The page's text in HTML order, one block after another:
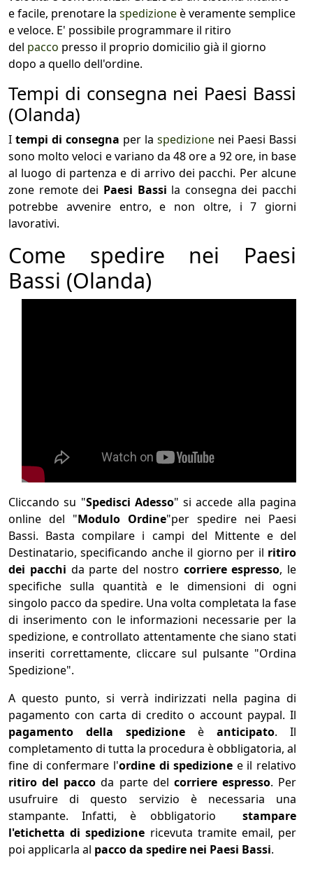
e facile, prenotare la spedizioneè veramente semplice
e veloce. E' possibile programmare il ritiro
del pacco presso il proprio domicilio già il giorno
dopo a quello dell'ordine.
Tempi di consegna nei Paesi Bassi
(Olanda)
I tempi di consegna per la spedizione nei Paesi Bassi
sono molto veloci e variano da 48 ore a 92 ore, in base
al luogo di partenza e di arrivo dei pacchi. Per alcune
zone remote dei Paesi Bassi la consegna dei pacchi
potrebbe avvenire entro, e non oltre, i 7 giorni
lavorativi.
Come spedire nei Paesi
Bassi (Olanda)
Cliccando su "Spedisci Adesso" si accede alla pagina
online del "Modulo Ordine"per spedire nei Paesi
Bassi. Basta compilare i campi del Mittente e del
Destinatario, specificando anche il giorno per il ritiro
dei pacchi da parte del nostro corriere espresso, le
specifiche sulla quantità e le dimensioni di ogni
singolo pacco da spedire. Una volta completata la fase
di inserimento con le informazioni necessarie per la
spedizione, e controllato attentamente che siano stati
inseriti correttamente, cliccare sul pulsante "Ordina
Spedizione".
A questo punto, si verrà indirizzati nella pagina di
pagamento con carta di credito o account paypal. Il
pagamento della spedizione è anticipato. Il
completamento di tutta la procedura è obbligatoria, al
fine di confermare l'ordine di spedizione e il relativo
ritiro del pacco da parte del corriere espresso. Per
usufruire di questo servizio è necessaria una
stampante. Infatti, è obbligatorio stampare
l'etichetta di spedizione ricevuta tramite email, per
poi applicarla al pacco da spedire nei Paesi Bassi.